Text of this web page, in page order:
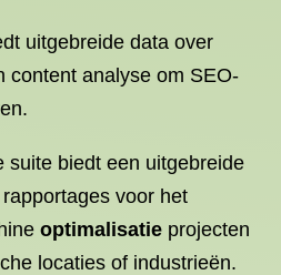
uitgebreide data over
content analyse om SEO-
suite biedt een uitgebreide
voor het
optimalisatie projecten
locaties of industrieën.